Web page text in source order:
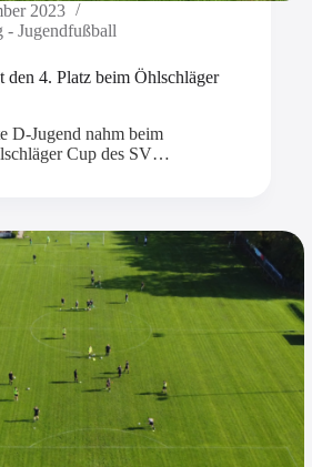
2023
- Jugendfußball
den 4. Platz beim Öhlschläger
D-Jugend nahm beim
Cup des SV…